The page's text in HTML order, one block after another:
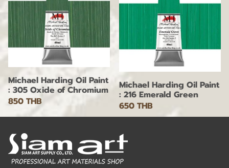
Michael Harding Oil Paint
: 305 Oxide of Chromium
850 THB
Michael Harding Oil Paint
: 216 Emerald Green
650 THB